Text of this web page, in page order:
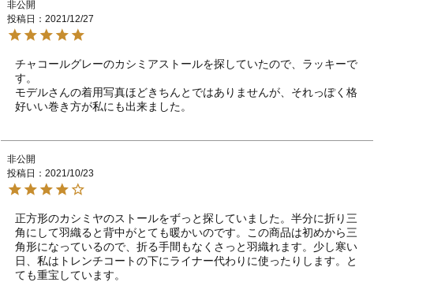
非公開
投稿日
2021/12/27
チャコールグレーのカシミアストールを探していたので、ラッキーで
す。
モデルさんの着用写真ほどきちんとではありませんが、それっぽく格
好いい巻き方が私にも出来ました。
非公開
投稿日
2021/10/23
正方形のカシミヤのストールをずっと探していました。半分に折り三
角にして羽織ると背中がとても暖かいのです。この商品は初めから三
角形になっているので、折る手間もなくさっと羽織れます。少し寒い
日、私はトレンチコートの下にライナー代わりに使ったりします。と
ても重宝しています。